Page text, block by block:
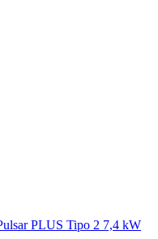
PLUS Tipo 2 7,4 kW